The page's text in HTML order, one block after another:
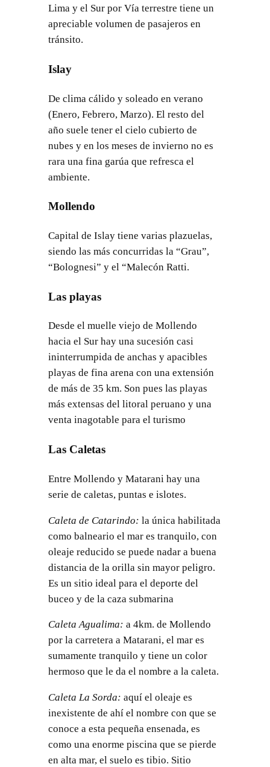
Lima y el Sur por Vía terrestre tiene un
apreciable volumen de pasajeros en
tránsito.
Islay
De clima cálido y soleado en verano
(Enero, Febrero, Marzo). El resto del
año suele tener el cielo cubierto de
nubes y en los meses de invierno no es
rara una fina garúa que refresca el
ambiente.
Mollendo
Capital de Islay tiene varias plazuelas,
siendo las más concurridas la “Grau”,
“Bolognesi” y el “Malecón Ratti.
Las playas
Desde el muelle viejo de Mollendo
hacia el Sur hay una sucesión casi
ininterrumpida de anchas y apacibles
playas de fina arena con una extensión
de más de 35 km. Son pues las playas
más extensas del litoral peruano y una
venta inagotable para el turismo
Las Caletas
Entre Mollendo y Matarani hay una
serie de caletas, puntas e islotes.
Caleta de Catarindo: la única habilitada
como balneario el mar es tranquilo, con
oleaje reducido se puede nadar a buena
distancia de la orilla sin mayor peligro.
Es un sitio ideal para el deporte del
buceo y de la caza submarina
Caleta Agualima: a 4km. de Mollendo
por la carretera a Matarani, el mar es
sumamente tranquilo y tiene un color
hermoso que le da el nombre a la caleta.
Caleta La Sorda: aquí el oleaje es
inexistente de ahí el nombre con que se
conoce a esta pequeña ensenada, es
como una enorme piscina que se pierde
en alta mar, el suelo es tibio. Sitio